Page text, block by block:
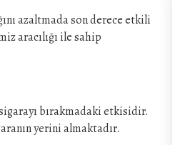
azaltmada son derece etkili
aracılığı ile sahip
bırakmadaki etkisidir.
yerini almaktadır.